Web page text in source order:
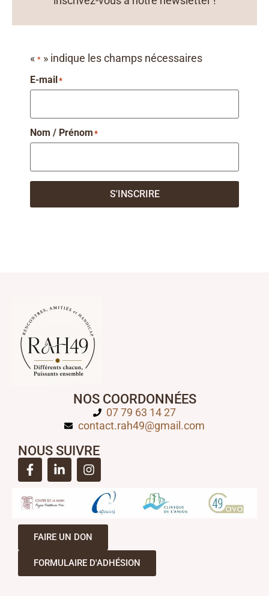
« * » indique les champs nécessaires
E-mail*
Nom / Prénom *
S'INSCRIRE
NOS COORDONNÉES
07 79 63 14 27
contact.rah49@gmail.com
NOUS SUIVRE
FAIRE UN DON
FORMULAIRE D'ADHÉSION